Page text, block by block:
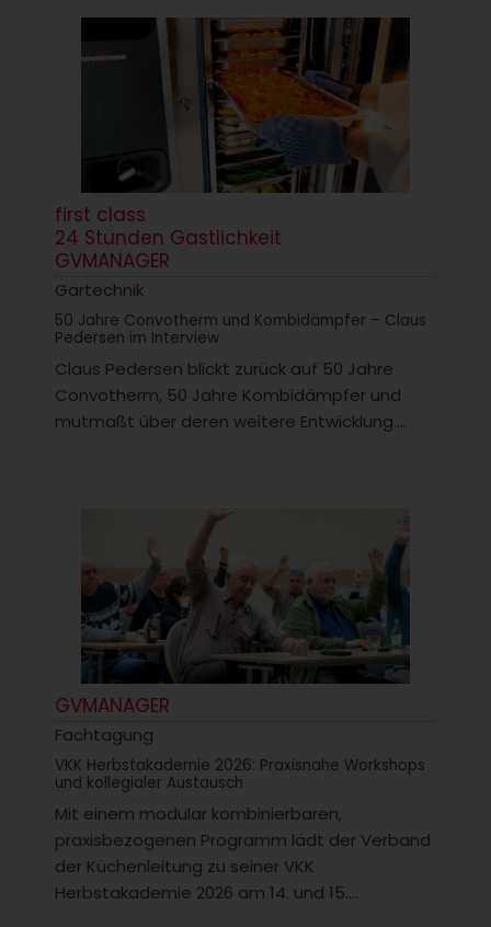
first class
24 Stunden Gastlichkeit
GVMANAGER
Gartechnik
50 Jahre Convotherm und Kombidämpfer – Claus
Pedersen im Interview
Claus Pedersen blickt zurück auf 50 Jahre
Convotherm, 50 Jahre Kombidämpfer und
mutmaßt über deren weitere Entwicklung....
GVMANAGER
Fachtagung
VKK Herbstakademie 2026: Praxisnahe Workshops
und kollegialer Austausch
Mit einem modular kombinierbaren,
praxisbezogenen Programm lädt der Verband
der Küchenleitung zu seiner VKK
Herbstakademie 2026 am 14. und 15....